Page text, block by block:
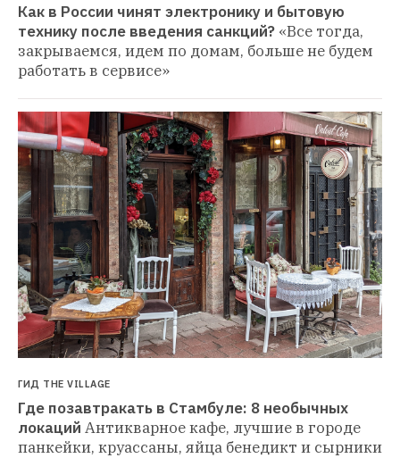
Как в России чинят электронику и бытовую
технику после введения санкций? «Все тогда,
закрываемся, идем по домам, больше не будем
работать в сервисе»
ГИД THE VILLAGE
Где позавтракать в Стамбуле: 8 необычных
локаций Антикварное кафе, лучшие в городе
панкейки, круассаны, яйца бенедикт и сырники